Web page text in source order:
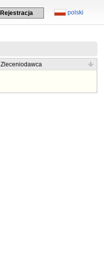
polski
Rejestracja
Zleceniodawca